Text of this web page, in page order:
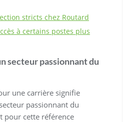
stricts chez Routard
à certains postes plus
secteur passionnant du
une carrière signifie
passionnant du
pour cette référence